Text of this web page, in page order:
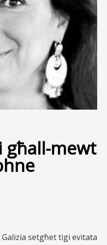
għall-mewt
setgħet tigi evitata